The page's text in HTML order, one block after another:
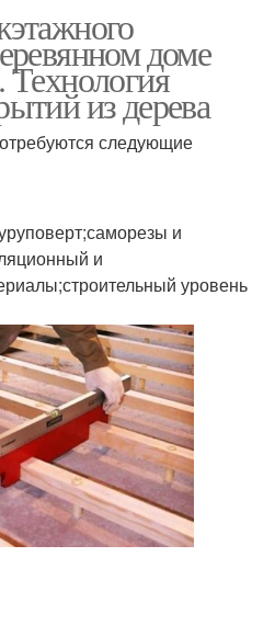
доме
из дерева
следующие
и
и
уровень